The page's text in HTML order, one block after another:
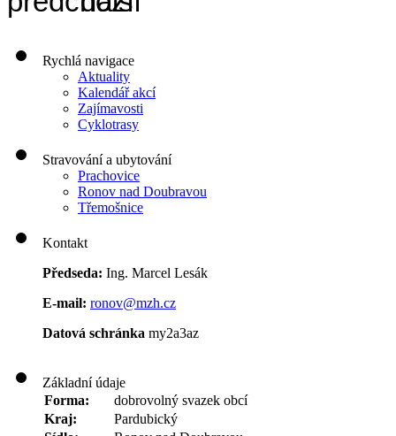
Rychlá navigace
Aktuality
Kalendář akcí
Zajímavosti
Cyklotrasy
Stravování a ubytování
Prachovice
Ronov nad Doubravou
Třemošnice
Kontakt
Předseda: Ing. Marcel Lesák
E-mail: ronov@mzh.cz
Datová schránka my2a3az
Základní údaje
Forma:
dobrovolný svazek obcí
Kraj:
Pardubický